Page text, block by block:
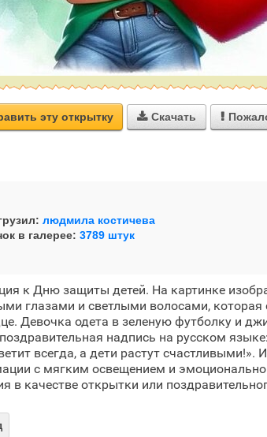
эту открытку  Скачать 
людмила костичева
в галерее: 3789 штук
к Дню защиты детей. На картинке
глазами и светлыми волосами,
Девочка одета в зеленую футболку и
надпись на русском
всегда, а дети растут счастливыми!».
с мягким освещением и
в качестве открытки или